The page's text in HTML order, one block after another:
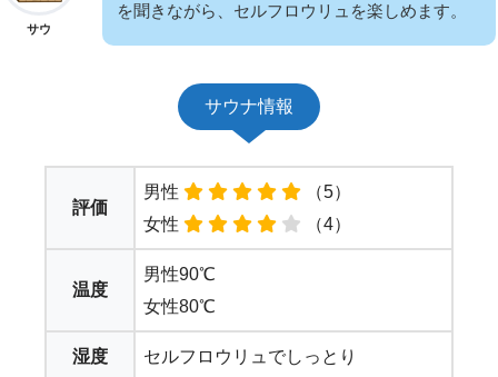
サウ
を聞きながら、セルフロウリュを楽しめます。
サウナ情報
評価
男性
（5）
女性
（4）
温度
男性90℃
女性80℃
湿度 セルフロウリュでしっとり